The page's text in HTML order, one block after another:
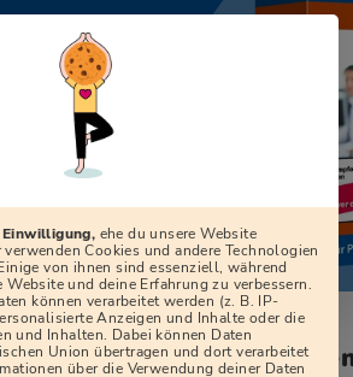
bei der
ehe du unsere Website
Cookies und andere Technologien
von ihnen sind essenziell, während
Website und deine Erfahrung zu verbessern.
können verarbeitet werden (z. B. IP-
Anzeigen und Inhalte oder die
und Inhalten. Dabei können Daten
Union übertragen und dort verarbeitet
über die Verwendung deiner Daten